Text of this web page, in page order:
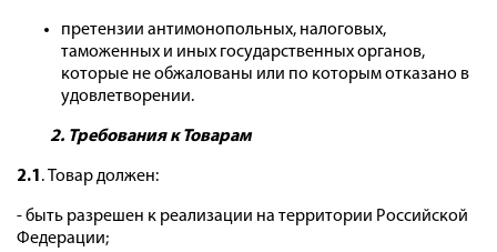
претензии антимонопольных, налоговых,
таможенных и иных государственных органов,
которые не обжалованы или по которым отказано в
удовлетворении.
2. Требования к Товарам
2.1 . Товар должен:
- быть разрешен к реализации на территории Российской
Федерации;